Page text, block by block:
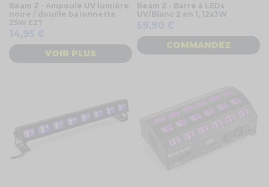
Beam Z - Ampoule UV lumière
noire / douille baïonnette
25W E27
14,95 €
VOIR PLUS
Beam Z - Barre à LEDs
UV/Blanc 2 en 1, 12x3W
59,90 €
COMMANDEZ